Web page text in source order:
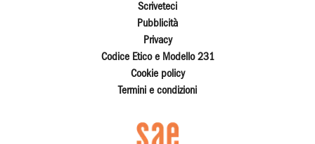
Scriveteci
Pubblicità
Privacy
Codice Etico e Modello 231
Cookie policy
Termini e condizioni